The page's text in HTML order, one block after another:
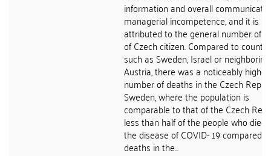
information and overall
managerial incompetence, and it is
attributed to the general number of
of Czech citizen. Compared to
such as Sweden, Israel or neighboring
Austria, there was a noticeably higher
number of deaths in the Czech
Sweden, where the population is
comparable to that of the Czech
less than half of the people who died
the disease of COVID- 19 compared
deaths in the...